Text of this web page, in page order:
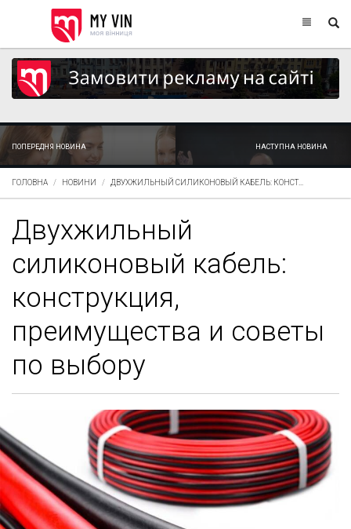
ПОПЕРЕДНЯ НОВИНА НАСТУПНА НОВИНА
ГОЛОВНА НОВИНИ ДВУХЖИЛЬНЫЙ СИЛИКОНОВЫЙ КАБЕЛЬ: КОНСТ...
Двухжильный
силиконовый кабель:
конструкция,
преимущества и советы
по выбору